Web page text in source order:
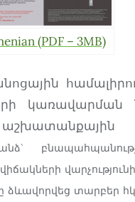
(PDF – 3MB)
կառավարման
տարբեր հկ-